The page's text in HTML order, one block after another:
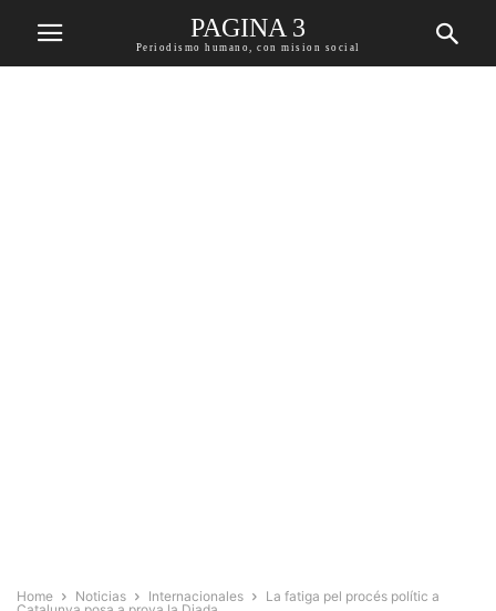
PAGINA 3
Periodismo humano, con mision social
Home Noticias Internacionales
La fatiga pel procés polític a